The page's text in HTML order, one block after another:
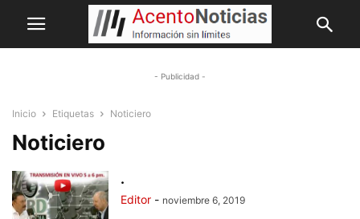
- Publicidad -
Inicio Etiquetas Noticiero
Noticiero
.
Editor - noviembre 6, 2019